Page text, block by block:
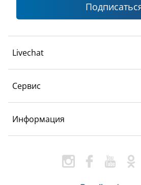
Livechat
Сервис
Информация